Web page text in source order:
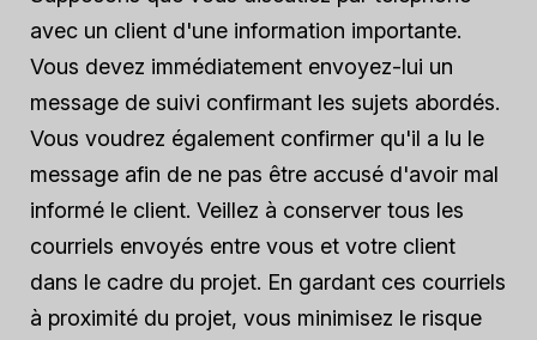
avec un client d'une information importante.
Vous devez immédiatement envoyez-lui un
message de suivi confirmant les sujets abordés.
Vous voudrez également confirmer qu'il a lu le
message afin de ne pas être accusé d'avoir mal
informé le client. Veillez à conserver tous les
courriels envoyés entre vous et votre client
dans le cadre du projet. En gardant ces courriels
à proximité du projet, vous minimisez le risque